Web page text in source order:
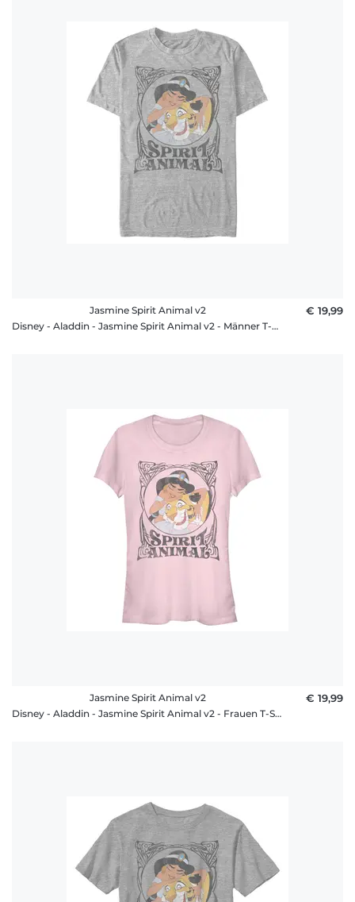
Jasmine Spirit Animal v2
Disney - Aladdin - Jasmine Spirit Animal v2 - Männer T-Shirt
€ 19,99
Jasmine Spirit Animal v2
Disney - Aladdin - Jasmine Spirit Animal v2 - Frauen T-Shirt
€ 19,99